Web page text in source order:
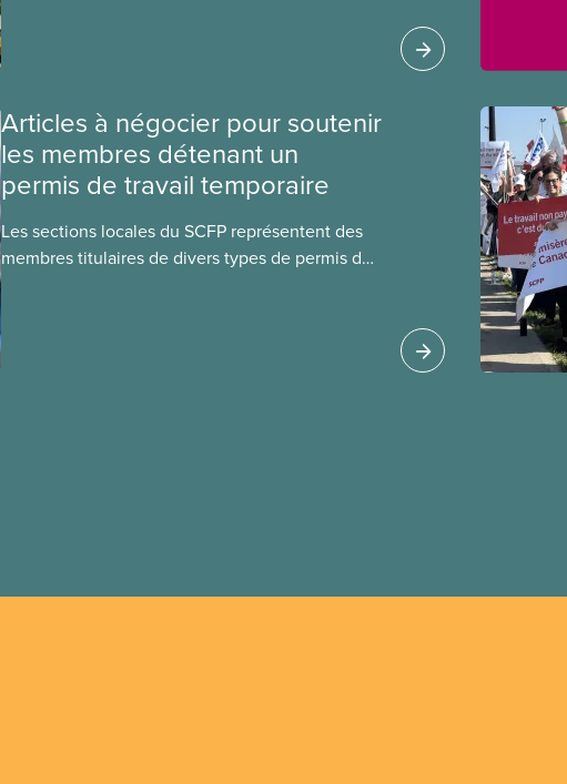
Articles à négocier pour soutenir
les membres détenant un
permis de travail temporaire
Les sections locales du SCFP représentent des
membres titulaires de divers types de permis de